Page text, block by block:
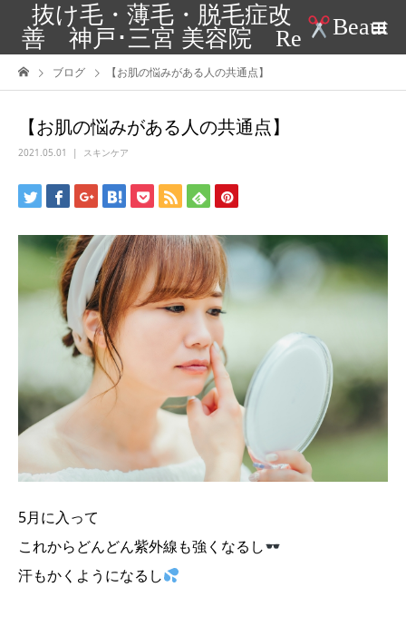
抜け毛・薄毛・脱毛症改
善 神戸･三宮 美容院 Re
Beaut
ブログ 【お肌の悩みがある人の共通点】
【お肌の悩みがある人の共通点】
2021.05.01 スキンケア
5月に入って
これからどんどん紫外線も強くなるし
汗もかくようになるし